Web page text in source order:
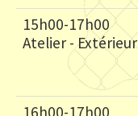
15h00-17h00
Atelier - Extérieur